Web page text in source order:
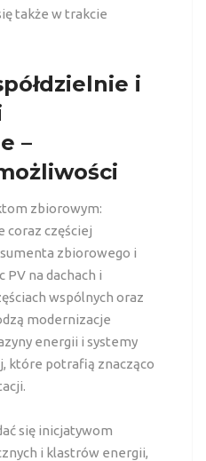
także w trakcie
i
–
zbiorowym:
coraz częściej
zbiorowego i
na dachach i
wspólnych oraz
modernizacje
energii i systemy
które potrafią znacząco
się inicjatywom
i klastrów energii,